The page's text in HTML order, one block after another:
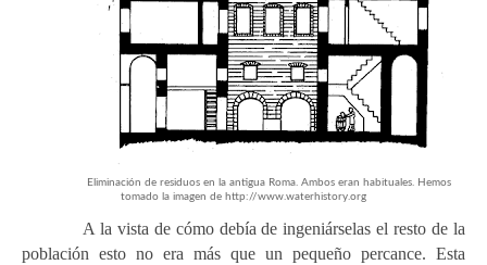
Eliminación de residuos en la antigua Roma. Ambos eran habituales. Hemos
tomado la imagen de http://www.waterhistory.org
A la vista de cómo debía de ingeniárselas el resto de la
población esto no era más que un pequeño percance. Esta